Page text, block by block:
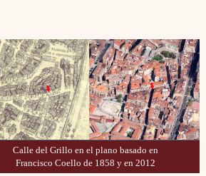
Calle del Grillo en el plano basado en
Francisco Coello de 1858 y en 2012